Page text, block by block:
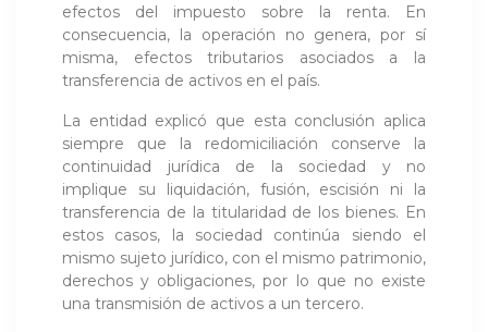
efectos del impuesto sobre la renta. En
consecuencia, la operación no genera, por sí
misma, efectos tributarios asociados a la
transferencia de activos en el país.
La entidad explicó que esta conclusión aplica
siempre que la redomiciliación conserve la
continuidad jurídica de la sociedad y no
implique su liquidación, fusión, escisión ni la
transferencia de la titularidad de los bienes. En
estos casos, la sociedad continúa siendo el
mismo sujeto jurídico, con el mismo patrimonio,
derechos y obligaciones, por lo que no existe
una transmisión de activos a un tercero.